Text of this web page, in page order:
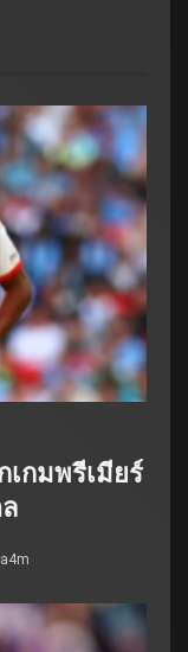
กมพรีเมียร์